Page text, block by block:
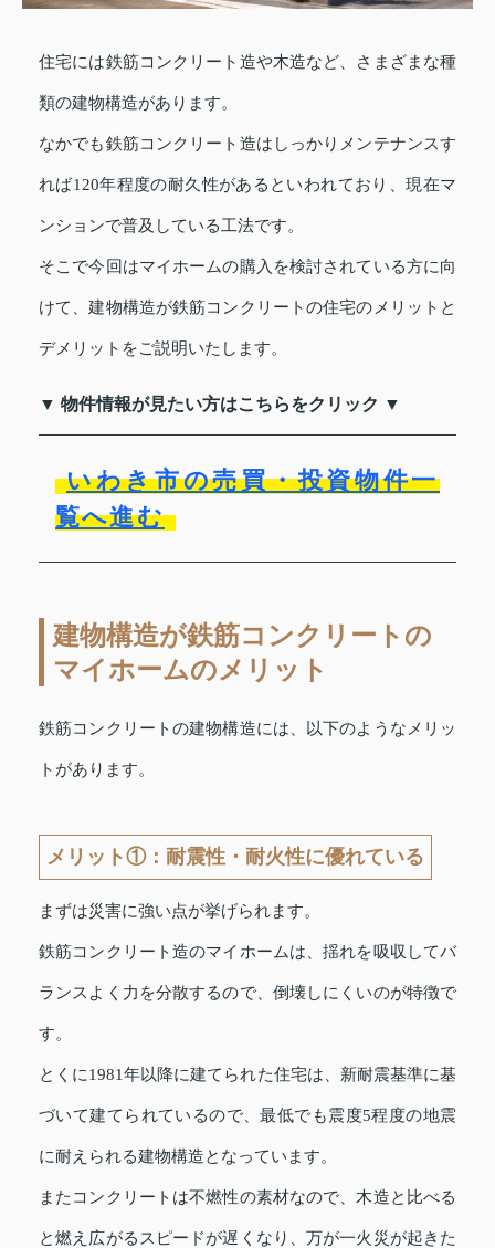
住宅には鉄筋コンクリート造や木造など、さまざまな種
類の建物構造があります。
なかでも鉄筋コンクリート造はしっかりメンテナンスす
れば120年程度の耐久性があるといわれており、現在マ
ンションで普及している工法です。
そこで今回はマイホームの購入を検討されている方に向
けて、建物構造が鉄筋コンクリートの住宅のメリットと
デメリットをご説明いたします。
▼ 物件情報が見たい方はこちらをクリック ▼
いわき市の売買・投資物件一
覧へ進む
建物構造が鉄筋コンクリートの
マイホームのメリット
鉄筋コンクリートの建物構造には、以下のようなメリッ
トがあります。
メリット①：耐震性・耐火性に優れている
まずは災害に強い点が挙げられます。
鉄筋コンクリート造のマイホームは、揺れを吸収してバ
ランスよく力を分散するので、倒壊しにくいのが特徴で
す。
とくに1981年以降に建てられた住宅は、新耐震基準に基
づいて建てられているので、最低でも震度5程度の地震
に耐えられる建物構造となっています。
またコンクリートは不燃性の素材なので、木造と比べる
と燃え広がるスピードが遅くなり、万が一火災が起きた